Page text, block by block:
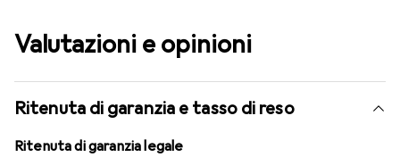
Valutazioni e opinioni
Ritenuta di garanzia e tasso di reso
Ritenuta di garanzia legale